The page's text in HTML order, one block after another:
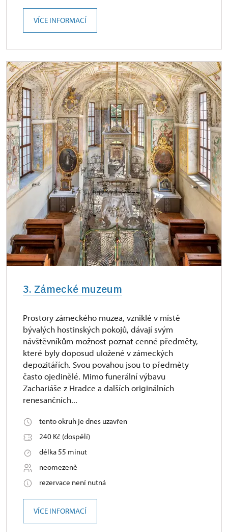
VÍCE INFORMACÍ
3. Zámecké muzeum
Prostory zámeckého muzea, vzniklé v místě
bývalých hostinských pokojů, dávají svým
návštěvníkům možnost poznat cenné předměty,
které byly doposud uložené v zámeckých
depozitářích. Svou povahou jsou to předměty
často ojedinělé. Mimo funerální výbavu
Zachariáše z Hradce a dalších originálních
renesančních...
tento okruh je dnes uzavřen
240 Kč (dospělí)
délka 55 minut
neomezeně
rezervace není nutná
VÍCE INFORMACÍ